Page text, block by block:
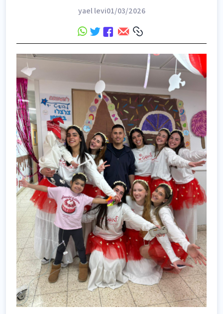
yael levi01/03/2026